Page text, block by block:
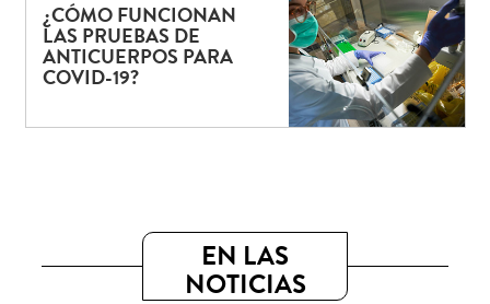
¿CÓMO FUNCIONAN
LAS PRUEBAS DE
ANTICUERPOS PARA
COVID-19?
EN LAS
NOTICIAS